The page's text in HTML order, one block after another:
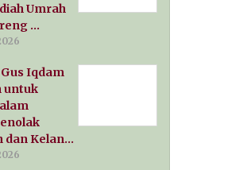
Umrah
…
Iqdam
untuk
dan Kelan…